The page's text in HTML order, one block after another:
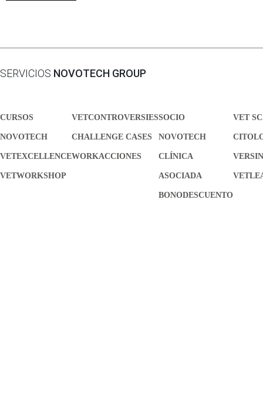
SERVICIOS NOVOTECH GROUP
CURSOS
NOVOTECH
VETEXCELLENCE
VETWORKSHOP
VETCONTROVERSIES
CHALLENGE CASES
WORKACCIONES
SOCIO
NOVOTECH
CLÍNICA
ASOCIADA
BONODESCUENTO
VET